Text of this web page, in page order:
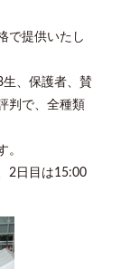
で提供いたし
、保護者、賛
判で、全種類
。
2日目は15:00